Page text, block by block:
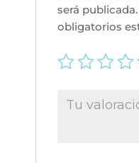
a
16
cantidad
será publicada.
obligatorios